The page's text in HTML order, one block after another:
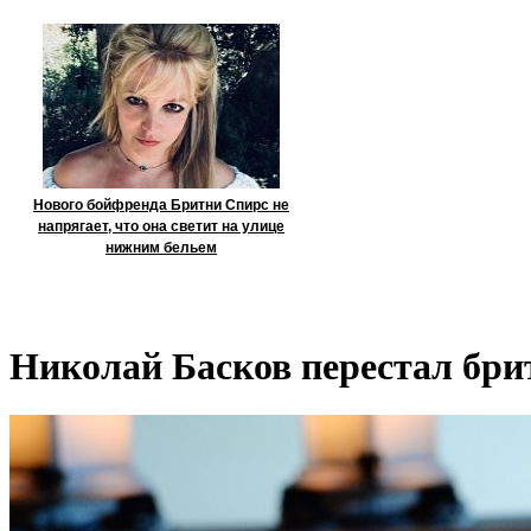
Нового бойфренда Бритни Спирс не
напрягает, что она светит на улице
нижним бельем
Николай Басков перестал